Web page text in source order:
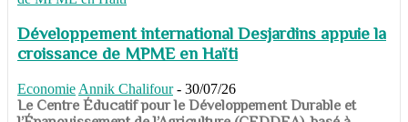
Développement international Desjardins appuie la
croissance de MPME en Haïti
Economie Annik Chalifour - 30/07/26
​​​​​​​Le Centre Éducatif pour le Développement Durable et